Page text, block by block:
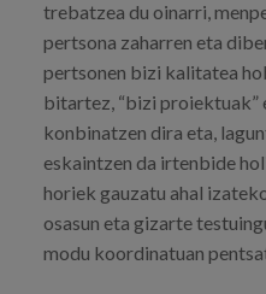
Prentsa
Egizu lan gurekin
Salaketa-kanala
trebatzea du oinarri,
pertsona zaharren eta
pertsonen bizi kalitatea
bitartez, “bizi proiektuak”
konbinatzen dira eta,
eskaintzen da irtenbide
horiek gauzatu ahal
osasun eta gizarte
modu koordinatuan